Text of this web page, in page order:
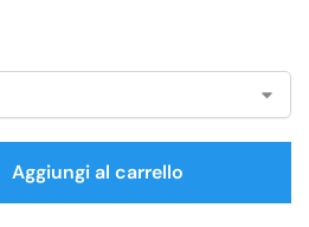
Aggiungi al carrello